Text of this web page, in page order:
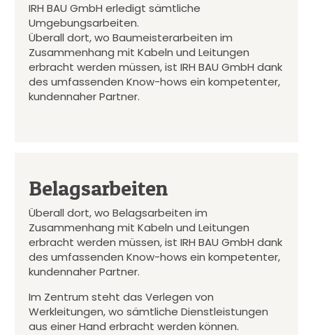
IRH BAU GmbH erledigt sämtliche
Umgebungsarbeiten.
Überall dort, wo Baumeisterarbeiten im
Zusammenhang mit Kabeln und Leitungen
erbracht werden müssen, ist IRH BAU GmbH dank
des umfassenden Know-hows ein kompetenter,
kundennaher Partner.
Belagsarbeiten
Überall dort, wo Belagsarbeiten im
Zusammenhang mit Kabeln und Leitungen
erbracht werden müssen, ist IRH BAU GmbH dank
des umfassenden Know-hows ein kompetenter,
kundennaher Partner.
Im Zentrum steht das Verlegen von
Werkleitungen, wo sämtliche Dienstleistungen
aus einer Hand erbracht werden können.